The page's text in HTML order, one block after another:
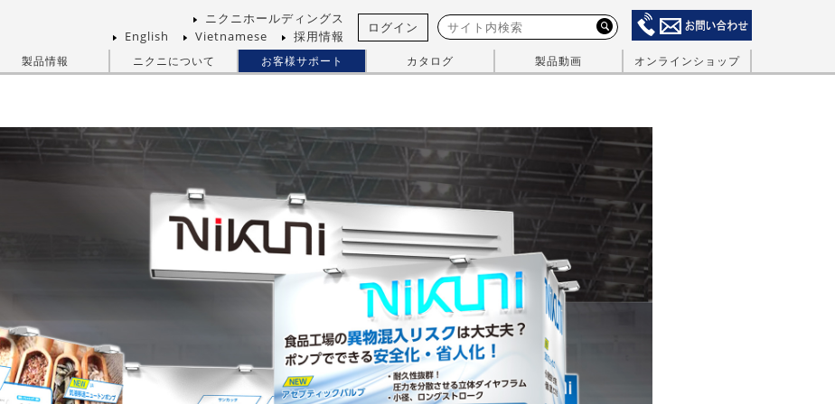
ニクニホールディングス
English
Vietnamese 採用情報
ログイン
製品情報 ニクニについて お客様サポート カタログ 製品動画 オンラインショップ